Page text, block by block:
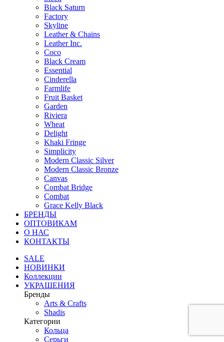
Black Saturn
Factory
Skyline
Leather & Chains
Leather Inc.
Coco
Black Cream
Essential
Cinderella
Farmlife
Fruit Basket
Garden
Riviera
Wheat
Delight
Khaki Fringe
Simplicity
Modern Classic Silver
Modern Classic Bronze
Canvas
Combat Bridge
Combat
Grace Kelly Black
БРЕНДЫ
ОПТОВИКАМ
О НАС
КОНТАКТЫ
SALE
НОВИНКИ
Коллекции
УКРАШЕНИЯ
Бренды
Аrts & Сrafts
Shadis
Категории
Кольца
Серьги